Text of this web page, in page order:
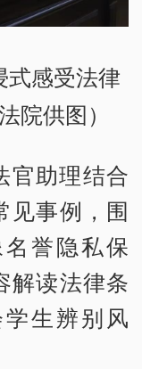
式感受法律
院供图）
官助理结合
见事例，围
誉隐私保
解读法律条
生辨别风